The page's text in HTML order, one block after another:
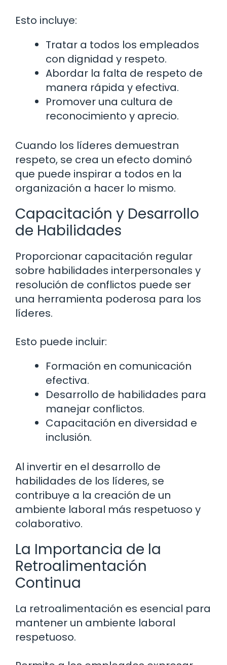
Esto incluye:
Tratar a todos los empleados
con dignidad y respeto.
Abordar la falta de respeto de
manera rápida y efectiva.
Promover una cultura de
reconocimiento y aprecio.
Cuando los líderes demuestran
respeto, se crea un efecto dominó
que puede inspirar a todos en la
organización a hacer lo mismo.
Capacitación y Desarrollo
de Habilidades
Proporcionar capacitación regular
sobre habilidades interpersonales y
resolución de conflictos puede ser
una herramienta poderosa para los
líderes.
Esto puede incluir:
Formación en comunicación
efectiva.
Desarrollo de habilidades para
manejar conflictos.
Capacitación en diversidad e
inclusión.
Al invertir en el desarrollo de
habilidades de los líderes, se
contribuye a la creación de un
ambiente laboral más respetuoso y
colaborativo.
La Importancia de la
Retroalimentación
Continua
La retroalimentación es esencial para
mantener un ambiente laboral
respetuoso.